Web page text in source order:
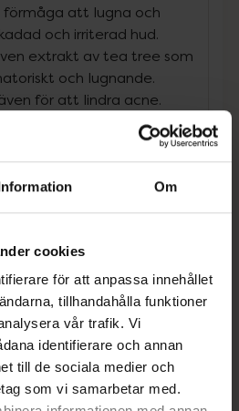
Om
cookies
för att anpassa innehållet
tillhandahålla funktioner
vår trafik. Vi
identifierare och annan
till de sociala medier och
som vi samarbetar med.
förmåga att lugna och
och irriterad hud.
extrakt av tea tree som
och lugnande.
för att lindra acne.
på både ansikte och
a utmärkt efter rakning,
också att ha med på
huden efter
mm.
på rengjord hud och
rakning, exfoliering
Följ upp med
såsom serum och
/g